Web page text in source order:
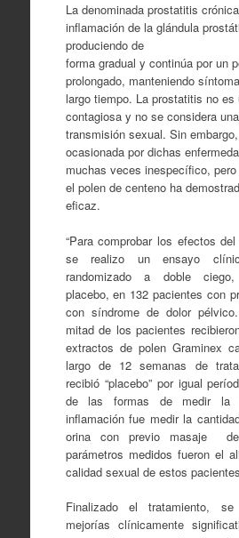
La denominada prostatitis
inflamación de la glándula
produciendo de
forma gradual y continúa por un
prolongado, manteniendo
largo tiempo. La prostatitis no es
contagiosa y no se considera
transmisión sexual. Sin
ocasionada por dichas
muchas veces inespecífico,
el polen de centeno ha
eficaz.
“Para comprobar los efectos
se realizo un ensayo
randomizado a doble
placebo, en 132 pacientes con
con síndrome de dolor
mitad de los pacientes
extractos de polen Graminex
largo de 12 semanas de
recibió “placebo” por igual
de las formas de medir la
inflamación fue medir la
orina con previo masaje
parámetros medidos fueron el
calidad sexual de estos
Finalizado el tratamiento,
mejorías clínicamente